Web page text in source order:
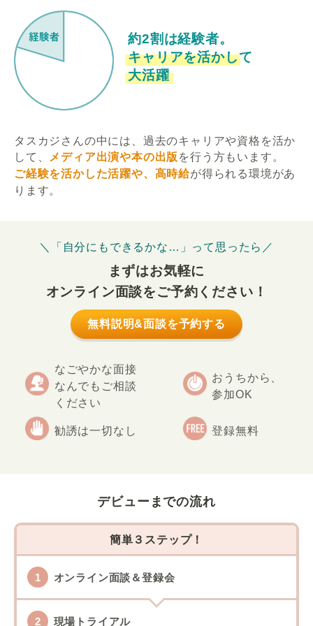
約2割は経験者。
キャリアを活かして
大活躍
タスカジさんの中には、過去のキャリアや資格を活か
して、
メディア出演や本の出版 を行う方もいます。
ご経験を活かした活躍や、高時給が得られる環境があ
ります。
＼「自分にもできるかな…」って思ったら／
まずはお気軽に
オンライン面談をご予約ください！
無料説明&面談を予約する
なごやかな面接
なんでもご相談
ください
おうちから、
参加OK
勧誘は一切なし 登録無料
デビューまでの流れ
簡単３ステップ！
オンライン面談＆登録会
現場トライアル